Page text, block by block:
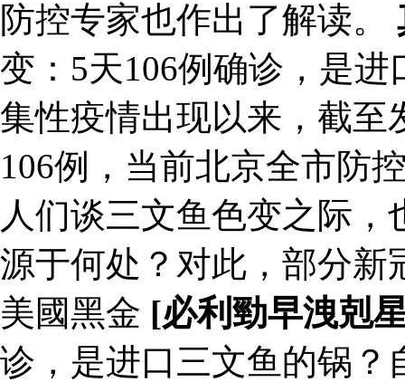
防控专家也作出了解读。
变：5天106例确诊，是
集性疫情出现以来，截至
106例，当前北京全市防
人们谈三文鱼色变之际
源于何处？对此，部分新
美國黑金 [必利勁早洩剋
诊，是进口三文鱼的锅？